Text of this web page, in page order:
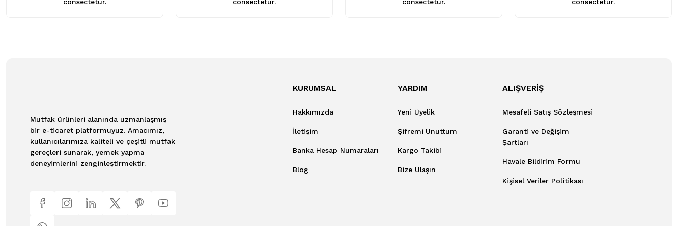
Mutfak ürünleri alanında uzmanlaşmış
bir e-ticaret platformuyuz. Amacımız,
kullanıcılarımıza kaliteli ve çeşitli mutfak
gereçleri sunarak, yemek yapma
deneyimlerini zenginleştirmektir.
KURUMSAL
Hakkımızda
İletişim
Banka Hesap Numaraları
Blog
YARDIM
Yeni Üyelik
Şifremi Unuttum
Kargo Takibi
Bize Ulaşın
ALIŞVERİŞ
Mesafeli Satış Sözleşmesi
Garanti ve Değişim
Şartları
Havale Bildirim Formu
Kişisel Veriler Politikası